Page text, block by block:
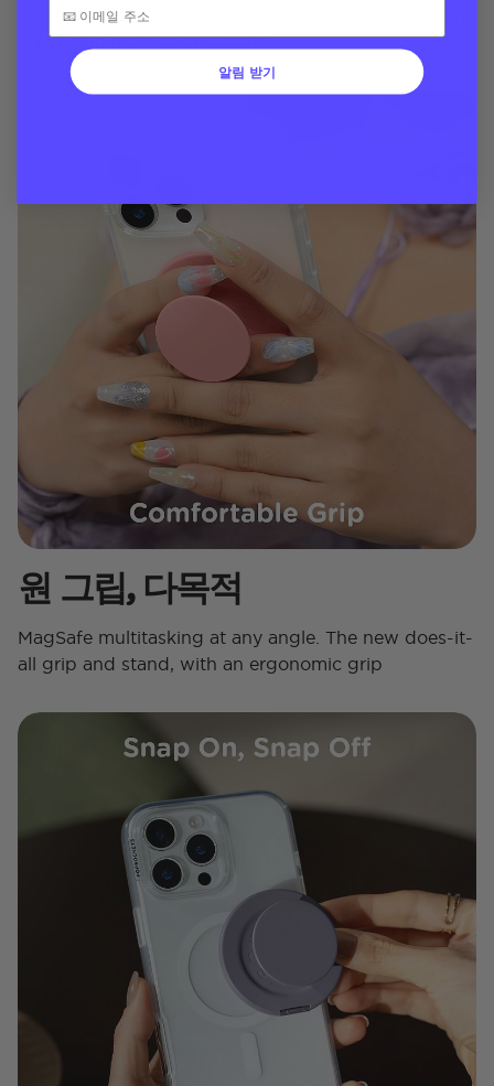
The stand and grip made for hands-free living. Film,
scroll, and more at any angle
원 그립, 다목적
MagSafe multitasking at any angle. The new does-it-
all grip and stand, with an ergonomic grip
알림 받기